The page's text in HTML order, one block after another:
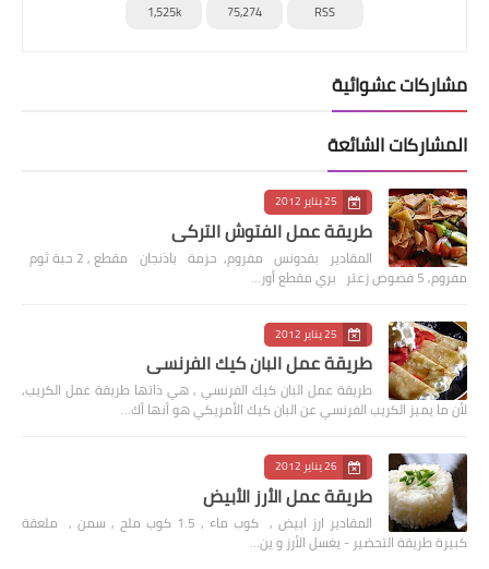
RSS
75,274
1,525k
مشاركات عشوائية
المشاركات الشائعة
25 يناير 2012
طريقة عمل الفتوش التركي
المقادير بقدونس مفروم, حزمة باذنجان مقطع , 2 حبة ثوم
مفروم, 5 فصوص زعتر بري مقطع أور…
25 يناير 2012
طريقة عمل البان كيك الفرنسي
طريقة عمل البان كيك الفرنسي , هي ذاتها طريقة عمل الكريب,
لأن ما يميز الكريب الفرنسي عن البان كيك الأمريكي هو أنها أك…
26 يناير 2012
طريقة عمل الأرز الأبيض
المقادير ارز ابيض , كوب ماء , 1.5 كوب ملح , سمن , ملعقة
كبيرة طريقة التحضير - يغسل الأرز و ين…